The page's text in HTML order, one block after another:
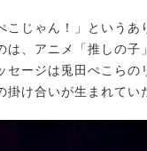
じゃん！」というあ
は、アニメ「推しの
ージは兎田ぺこらの
け合いが生まれてい